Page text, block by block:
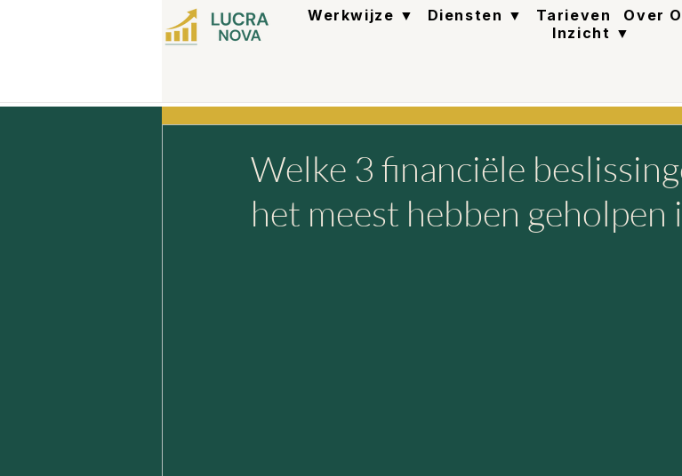
Werkwijze ▼ Diensten ▼ Tarieven Over
Inzicht ▼
Welke 3 financiële
het meest hebben geholpen